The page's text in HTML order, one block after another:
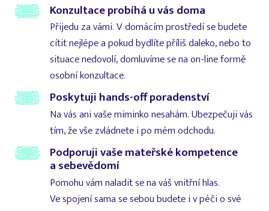
Konzultace probíhá u vás doma
Přijedu za vámi. V domácím prostředí se budete
cítit nejlépe a pokud bydlíte příliš daleko, nebo to
situace nedovolí, domluvíme se na on-line formě
osobní konzultace.
Poskytuji hands-off poradenství
Na vás ani vaše miminko nesahám. Ubezpečuji vás
tím, že vše zvládnete i po mém odchodu.
Podporuji vaše mateřské kompetence
a sebevědomí
Pomohu vám naladit se na váš vnitřní hlas.
Ve spojení sama se sebou budete i v péči o své